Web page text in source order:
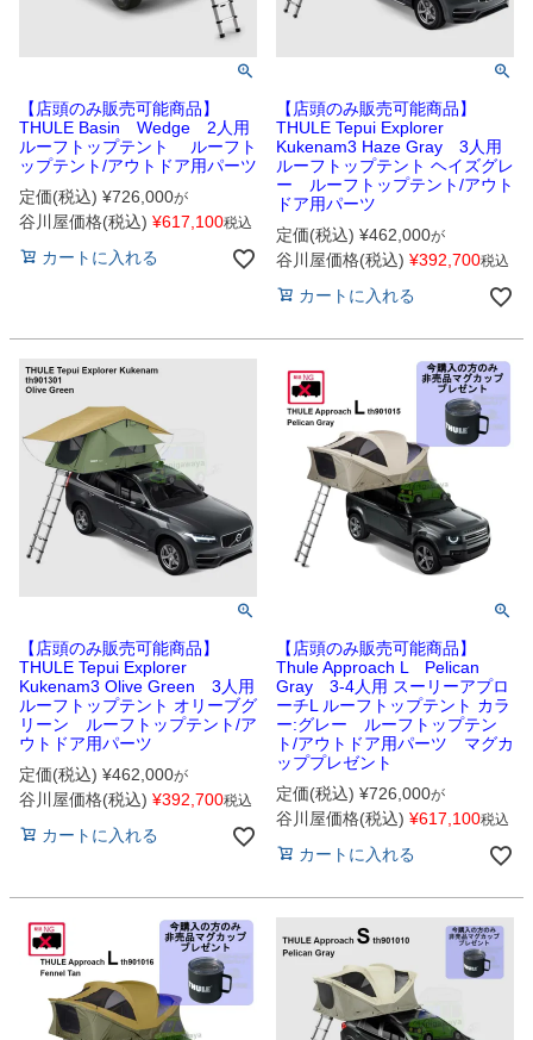
【店頭のみ販売可能商品】
THULE Basin Wedge 2人用
ルーフトップテント ルーフト
ップテント/アウトドア用パーツ
定価(税込) ¥726,000が
谷川屋価格(税込) ¥617,100税込
カートに入れる
【店頭のみ販売可能商品】
THULE Tepui Explorer
Kukenam3 Haze Gray 3人用
ルーフトップテント ヘイズグレ
ー ルーフトップテント/アウト
ドア用パーツ
定価(税込) ¥462,000が
谷川屋価格(税込) ¥392,700税込
カートに入れる
【店頭のみ販売可能商品】
THULE Tepui Explorer
Kukenam3 Olive Green 3人用
ルーフトップテント オリーブグ
リーン ルーフトップテント/ア
ウトドア用パーツ
定価(税込) ¥462,000が
谷川屋価格(税込) ¥392,700税込
カートに入れる
【店頭のみ販売可能商品】
Thule Approach L Pelican
Gray 3-4人用 スーリーアプロ
ーチL ルーフトップテント カラ
ー:グレー ルーフトップテン
ト/アウトドア用パーツ マグカ
ッププレゼント
定価(税込) ¥726,000が
谷川屋価格(税込) ¥617,100税込
カートに入れる